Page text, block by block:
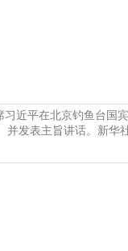
习近平在北京钓鱼台国
并发表主旨讲话。新华